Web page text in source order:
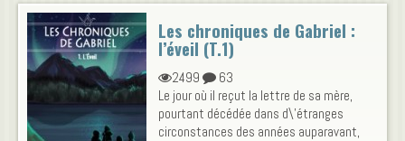
Les chroniques de Gabriel :
l’éveil (T.1)
2499
63
Le jour où il reçut la lettre de sa mère,
pourtant décédée dans d\'étranges
circonstances des années auparavant,